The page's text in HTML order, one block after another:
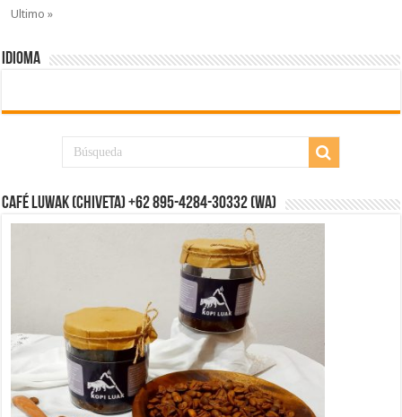
Ultimo »
IDIOMA
CAFÉ LUWAK (CHIVETA) +62 895-4284-30332 (WA)